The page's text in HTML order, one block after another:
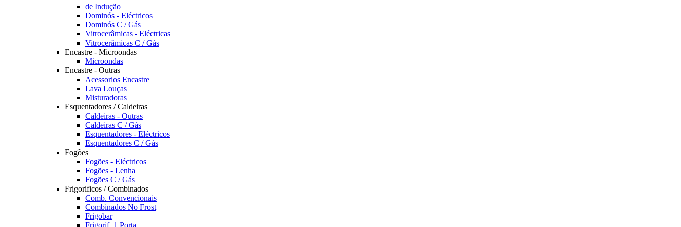
de Indução
Dominós - Eléctricos
Dominós C / Gás
Vitrocerâmicas - Eléctricas
Vitrocerâmicas C / Gás
Encastre - Microondas
Microondas
Encastre - Outras
Acessorios Encastre
Lava Louças
Misturadoras
Esquentadores / Caldeiras
Caldeiras - Outras
Caldeiras C / Gás
Esquentadores - Eléctricos
Esquentadores C / Gás
Fogões
Fogões - Eléctricos
Fogões - Lenha
Fogões C / Gás
Frigorificos / Combinados
Comb. Convencionais
Combinados No Frost
Frigobar
Frigorif. 1 Porta